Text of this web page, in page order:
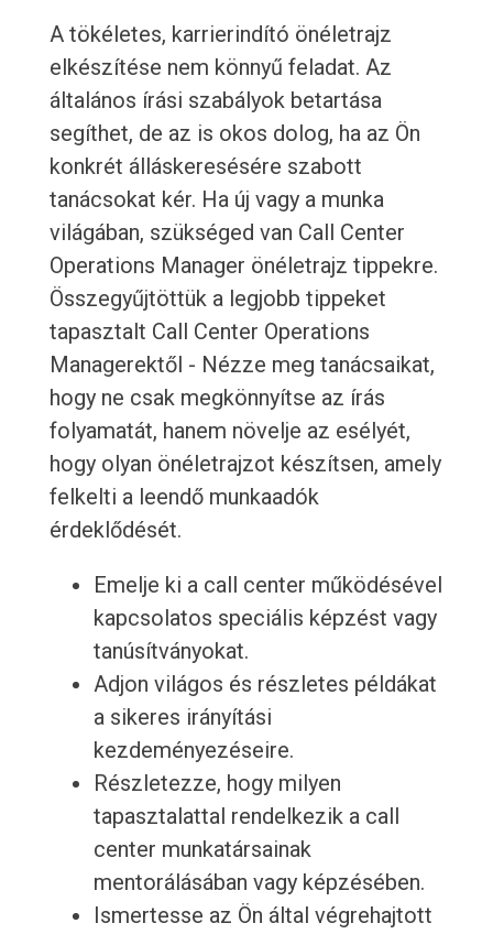
A tökéletes, karrierindító önéletrajz
elkészítése nem könnyű feladat. Az
általános írási szabályok betartása
segíthet, de az is okos dolog, ha az Ön
konkrét álláskeresésére szabott
tanácsokat kér. Ha új vagy a munka
világában, szükséged van Call Center
Operations Manager önéletrajz tippekre.
Összegyűjtöttük a legjobb tippeket
tapasztalt Call Center Operations
Managerektől - Nézze meg tanácsaikat,
hogy ne csak megkönnyítse az írás
folyamatát, hanem növelje az esélyét,
hogy olyan önéletrajzot készítsen, amely
felkelti a leendő munkaadók
érdeklődését.
Emelje ki a call center működésével
kapcsolatos speciális képzést vagy
tanúsítványokat.
Adjon világos és részletes példákat
a sikeres irányítási
kezdeményezéseire.
Részletezze, hogy milyen
tapasztalattal rendelkezik a call
center munkatársainak
mentorálásában vagy képzésében.
Ismertesse az Ön által végrehajtott